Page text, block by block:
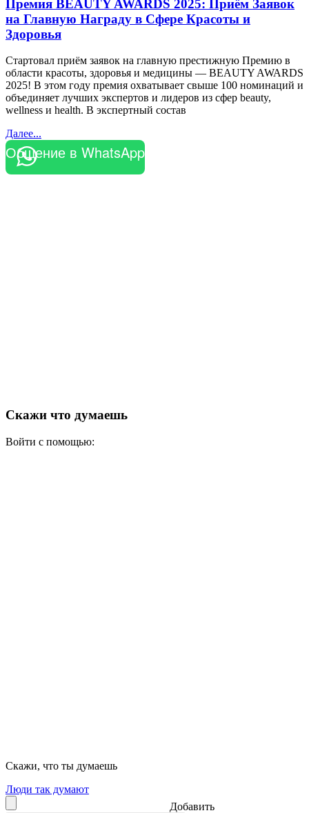
Премия BEAUTY AWARDS 2025: Приём Заявок
на Главную Награду в Сфере Красоты и
Здоровья
Стартовал приём заявок на главную престижную Премию в
области красоты, здоровья и медицины — BEAUTY AWARDS
2025! В этом году премия охватывает свыше 100 номинаций и
объединяет лучших экспертов и лидеров из сфер beauty,
wellness и health. В экспертный состав
Далее...
Общение в WhatsApp
Скажи что думаешь
Войти с помощью:
Скажи, что ты думаешь
Люди так думают
Добавить